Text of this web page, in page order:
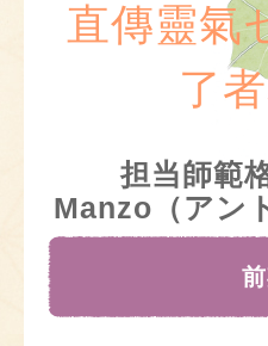
直傳靈氣
了
担当師範
Manzo（アン